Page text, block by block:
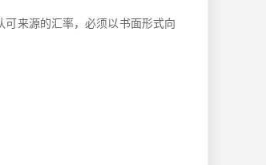
来源的汇率，必须以书面形式向